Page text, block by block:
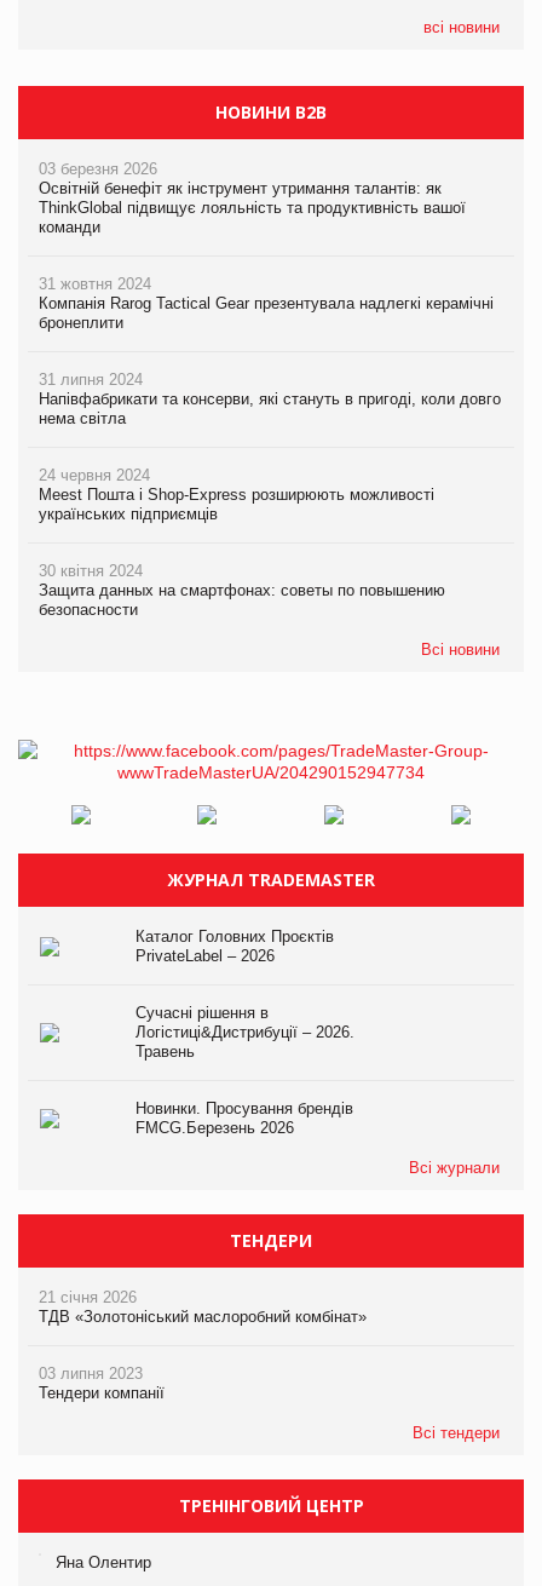
всі новини
НОВИНИ B2B
03 березня 2026
Освітній бенефіт як інструмент утримання талантів: як
ThinkGlobal підвищує лояльність та продуктивність вашої
команди
31 жовтня 2024
Компанія Rarog Tactical Gear презентувала надлегкі керамічні
бронеплити
31 липня 2024
Напівфабрикати та консерви, які стануть в пригоді, коли довго
нема світла
24 червня 2024
Meest Пошта і Shop-Express розширюють можливості
українських підприємців
30 квітня 2024
Защита данных на смартфонах: советы по повышению
безопасности
Всі новини
ЖУРНАЛ TRADEMASTER
Каталог Головних Проєктів
PrivateLabel – 2026
Сучасні рішення в
Логістиці&Дистрибуції – 2026.
Травень
Новинки. Просування брендів
FMCG.Березень 2026
Всі журнали
ТЕНДЕРИ
21 січня 2026
ТДВ «Золотоніський маслоробний комбінат»
03 липня 2023
Тендери компанії
Всі тендери
ТРЕНІНГОВИЙ ЦЕНТР
Яна Олентир